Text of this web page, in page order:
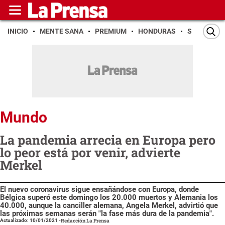
INICIO MENTE SANA PREMIUM HONDURAS SAN PEDRO
Mundo
La pandemia arrecia en Europa pero
lo peor está por venir, advierte
Merkel
El nuevo coronavirus sigue ensañándose con Europa, donde
Bélgica superó este domingo los 20.000 muertos y Alemania los
40.000, aunque la canciller alemana, Angela Merkel, advirtió que
las próximas semanas serán "la fase más dura de la pandemia".
Actualizado: 10/01/2021 -Redacción La Prensa